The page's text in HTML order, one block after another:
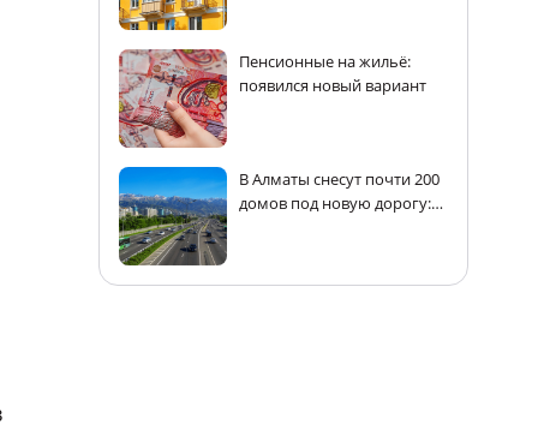
Пенсионные на жильё:
появился новый вариант
В Алматы снесут почти 200
домов под новую дорогу: